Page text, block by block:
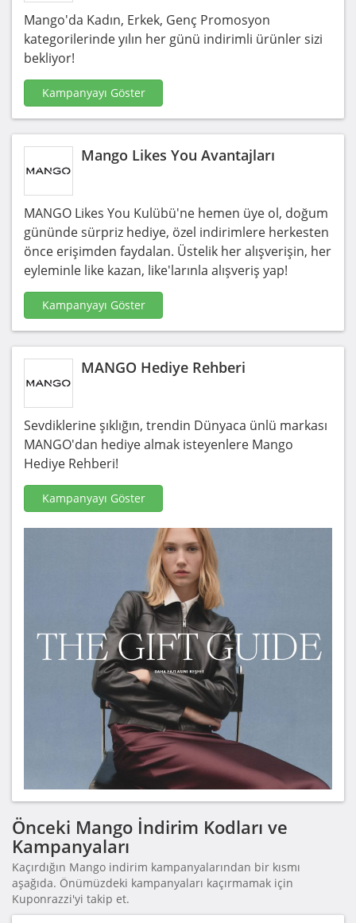
Mango'da Kadın, Erkek, Genç Promosyon
kategorilerinde yılın her günü indirimli ürünler sizi
bekliyor!
Kampanyayı Göster
Mango Likes You Avantajları
MANGO Likes You Kulübü'ne hemen üye ol, doğum
gününde sürpriz hediye, özel indirimlere herkesten
önce erişimden faydalan. Üstelik her alışverişin, her
eyleminle like kazan, like'larınla alışveriş yap!
Kampanyayı Göster
MANGO Hediye Rehberi
Sevdiklerine şıklığın, trendin Dünyaca ünlü markası
MANGO'dan hediye almak isteyenlere Mango
Hediye Rehberi!
Kampanyayı Göster
Önceki Mango İndirim Kodları ve
Kampanyaları
Kaçırdığın Mango indirim kampanyalarından bir kısmı
aşağıda. Önümüzdeki kampanyaları kaçırmamak için
Kuponrazzi'yi takip et.